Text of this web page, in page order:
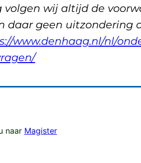
volgen wij altijd de
daar geen uitzondering
www.denhaag.nl/nl/
naar Magister